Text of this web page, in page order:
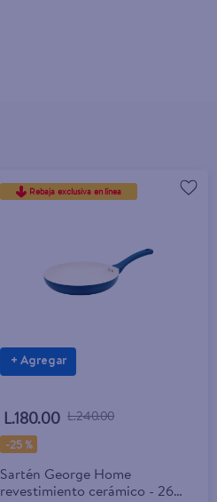
Rebaja exclusiva en línea
+ Agregar
L.180.00 L.240.00
-25 %
Sartén George Home
revestimiento cerámico - 26